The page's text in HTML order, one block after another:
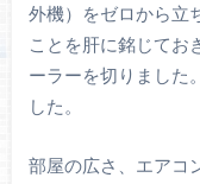
外機）をゼロから立
ことを肝に銘じてお
ーラーを切りました
した。
部屋の広さ、エアコ